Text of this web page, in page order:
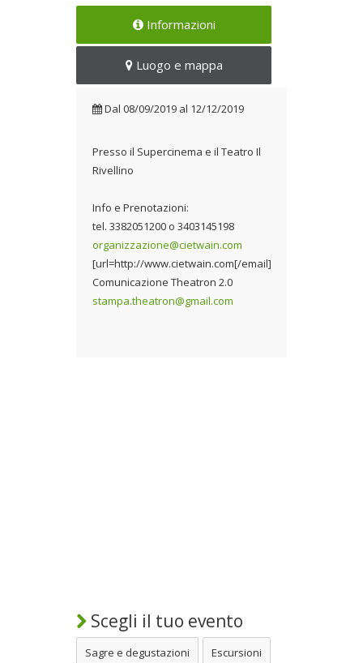
Informazioni
Luogo e mappa
Dal 08/09/2019 al 12/12/2019
Presso il Supercinema e il Teatro Il
Rivellino
Info e Prenotazioni:
tel. 3382051200 o 3403145198
organizzazione@cietwain.com
[url=http://www.cietwain.com[/email]
Comunicazione Theatron 2.0
stampa.theatron@gmail.com
Scegli il tuo evento
Sagre e degustazioni Escursioni